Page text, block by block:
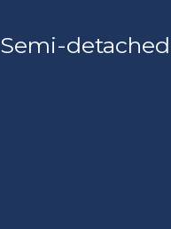
Semi-